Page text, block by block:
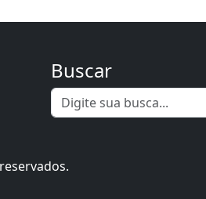
Buscar